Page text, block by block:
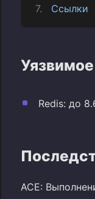
Ссылки
Redis: до
ACE: